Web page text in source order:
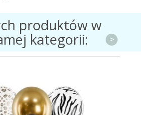
produktów w
kategorii: >